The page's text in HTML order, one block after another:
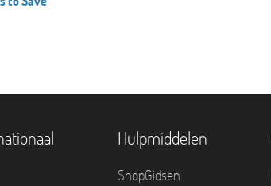
Hulpmiddelen
ShopGidsen